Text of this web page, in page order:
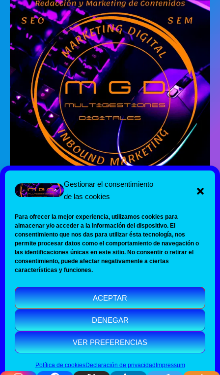
Gestionar el consentimiento
de las cookies
Para ofrecer la mejor experiencia, utilizamos cookies para
almacenar y/o acceder a la información del dispositivo. El
consentimiento que nos das para utilizar ésta tecnología, nos
permite procesar datos como el comportamiento de navegación o
las identificaciones únicas en este sitio. No consentir o retirar el
consentimiento, puede afectar negativamente a ciertas
características y funciones.
ACEPTAR
DENEGAR
VER PREFERENCIAS
Política de cookiesDeclaración de privacidad Impressum
Inicio
Nosotros
Servicios
Blog
Contacto
Copyright © 2026 - MGD Multigestiones Digitales Powered by
multigestionesdigitales.com